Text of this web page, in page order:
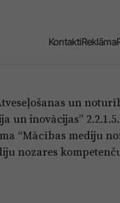
KontaktiReklāma
un
un inovācijas”
“Mācības mediju
nozares